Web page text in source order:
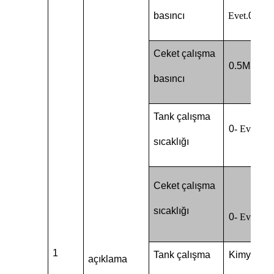
1
açıklama
basıncı Evet.
Ceket çalışma
basıncı
0.5MPa
Tank çalışma
sıcaklığı
0- Evet.
Ceket çalışma
sıcaklığı
0- Evet.
Tank çalışma Kimyasal